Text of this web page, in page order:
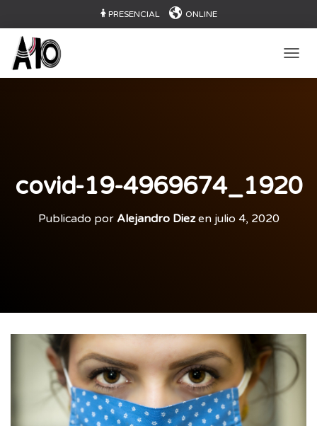
PRESENCIAL ONLINE
covid-19-4969674_1920
Publicado por Alejandro Diezen julio 4, 2020